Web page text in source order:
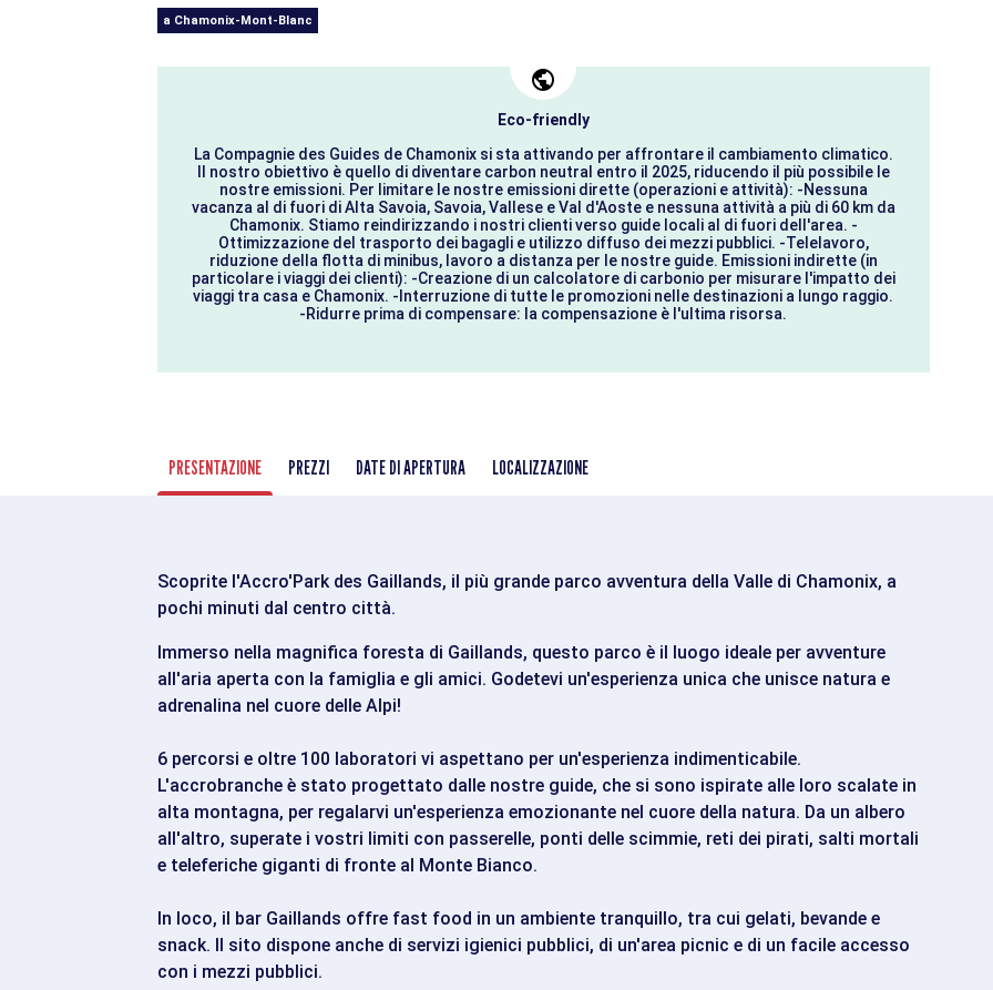
a Chamonix-Mont-Blanc
Eco-friendly
La Compagnie des Guides de Chamonix si sta attivando per affrontare il cambiamento climatico.
Il nostro obiettivo è quello di diventare carbon neutral entro il 2025, riducendo il più possibile le
nostre emissioni. Per limitare le nostre emissioni dirette (operazioni e attività): -Nessuna
vacanza al di fuori di Alta Savoia, Savoia, Vallese e Val d'Aoste e nessuna attività a più di 60 km da
Chamonix. Stiamo reindirizzando i nostri clienti verso guide locali al di fuori dell'area. -
Ottimizzazione del trasporto dei bagagli e utilizzo diffuso dei mezzi pubblici. -Telelavoro,
riduzione della flotta di minibus, lavoro a distanza per le nostre guide. Emissioni indirette (in
particolare i viaggi dei clienti): -Creazione di un calcolatore di carbonio per misurare l'impatto dei
viaggi tra casa e Chamonix. -Interruzione di tutte le promozioni nelle destinazioni a lungo raggio.
-Ridurre prima di compensare: la compensazione è l'ultima risorsa.
PRESENTAZIONE PREZZI DATE DI APERTURA LOCALIZZAZIONE
Scoprite l'Accro'Park des Gaillands, il più grande parco avventura della Valle di Chamonix, a
pochi minuti dal centro città.
Immerso nella magnifica foresta di Gaillands, questo parco è il luogo ideale per avventure
all'aria aperta con la famiglia e gli amici. Godetevi un'esperienza unica che unisce natura e
adrenalina nel cuore delle Alpi!
6 percorsi e oltre 100 laboratori vi aspettano per un'esperienza indimenticabile.
L'accrobranche è stato progettato dalle nostre guide, che si sono ispirate alle loro scalate in
alta montagna, per regalarvi un'esperienza emozionante nel cuore della natura. Da un albero
all'altro, superate i vostri limiti con passerelle, ponti delle scimmie, reti dei pirati, salti mortali
e teleferiche giganti di fronte al Monte Bianco.
In loco, il bar Gaillands offre fast food in un ambiente tranquillo, tra cui gelati, bevande e
snack. Il sito dispone anche di servizi igienici pubblici, di un'area picnic e di un facile accesso
con i mezzi pubblici.